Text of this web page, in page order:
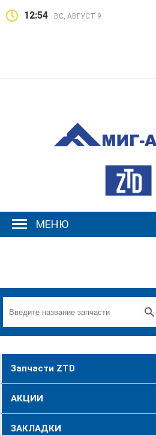
12:54 ВС, АВГУСТ 9
МЕНЮ
Запчасти ZTD
АКЦИИ
ЗАКЛАДКИ